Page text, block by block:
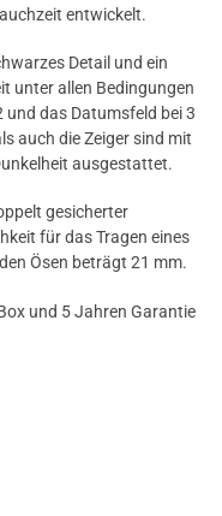
entwickelt.
Detail und ein
unter allen Bedingungen
und das Datumsfeld bei 3
auch die Zeiger sind mit
ausgestattet.
gesicherter
für das Tragen eines
Ösen beträgt 21 mm.
und 5 Jahren Garantie